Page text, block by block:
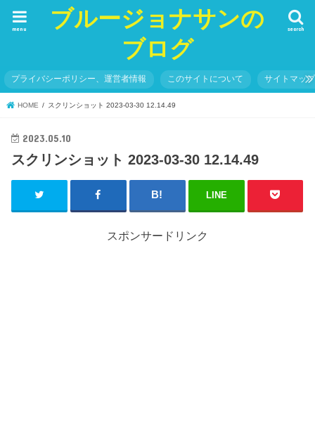
ブルージョナサンの
ブログ
search
menu
プライバシーポリシー、運営者情報 このサイトについて サイトマップ
HOME スクリンショット 2023-03-30 12.14.49
2023.05.10
スクリンショット 2023-03-30 12.14.49
LINE
スポンサードリンク